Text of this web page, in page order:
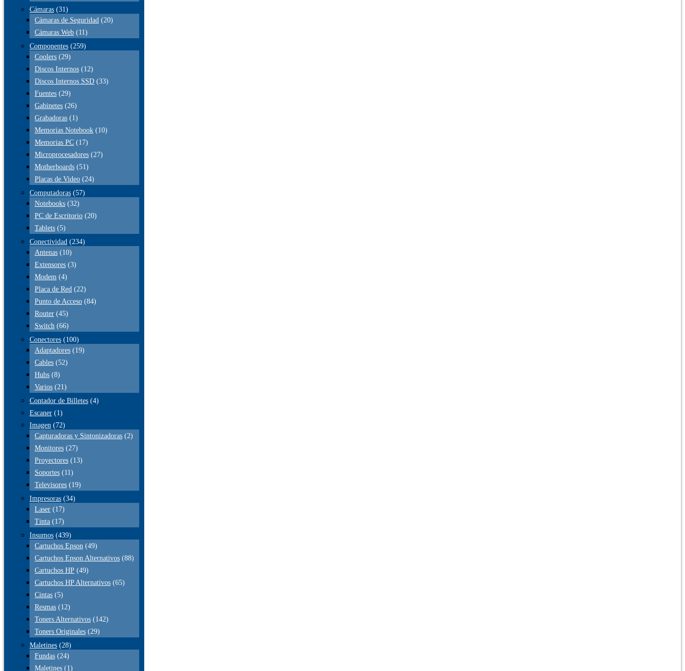
Cámaras (31)
Cámaras de Seguridad (20)
Cámaras Web (11)
Componentes (259)
Coolers (29)
Discos Internos (12)
Discos Internos SSD (33)
Fuentes (29)
Gabinetes (26)
Grabadoras (1)
Memorias Notebook (10)
Memorias PC (17)
Microprocesadores (27)
Motherboards (51)
Placas de Video (24)
Computadoras (57)
Notebooks (32)
PC de Escritorio (20)
Tablets (5)
Conectividad (234)
Antenas (10)
Extensores (3)
Modem (4)
Placa de Red (22)
Punto de Acceso (84)
Router (45)
Switch (66)
Conectores (100)
Adaptadores (19)
Cables (52)
Hubs (8)
Varios (21)
Contador de Billetes (4)
Escaner (1)
Imagen (72)
Capturadoras y Sintonizadoras (2)
Monitores (27)
Proyectores (13)
Soportes (11)
Televisores (19)
Impresoras (34)
Laser (17)
Tinta (17)
Insumos (439)
Cartuchos Epson (49)
Cartuchos Epson Alternativos (88)
Cartuchos HP (49)
Cartuchos HP Alternativos (65)
Cintas (5)
Resmas (12)
Toners Alternativos (142)
Toners Originales (29)
Maletines (28)
Fundas (24)
Maletines (1)